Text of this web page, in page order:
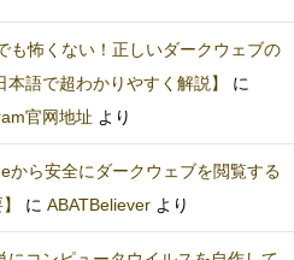
も怖くない！正しいダークウェブの
語で超わかりやすく解説】
に
官网地址 より
から安全にダークウェブを閲覧する
に ABATBeliever より